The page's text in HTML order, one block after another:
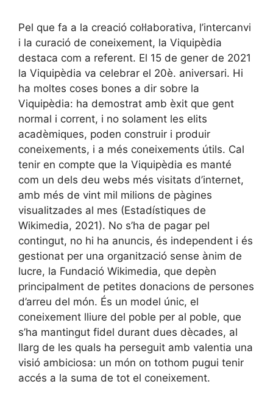
Pel que fa a la creació col·laborativa, l’intercanvi
i la curació de coneixement, la Viquipèdia
destaca com a referent. El 15 de gener de 2021
la Viquipèdia va celebrar el 20è. aniversari. Hi
ha moltes coses bones a dir sobre la
Viquipèdia: ha demostrat amb èxit que gent
normal i corrent, i no solament les elits
acadèmiques, poden construir i produir
coneixements, i a més coneixements útils. Cal
tenir en compte que la Viquipèdia es manté
com un dels deu webs més visitats d’internet,
amb més de vint mil milions de pàgines
visualitzades al mes (Estadístiques de
Wikimedia, 2021). No s’ha de pagar pel
contingut, no hi ha anuncis, és independent i és
gestionat per una organització sense ànim de
lucre, la Fundació Wikimedia, que depèn
principalment de petites donacions de persones
d’arreu del món. És un model únic, el
coneixement lliure del poble per al poble, que
s’ha mantingut fidel durant dues dècades, al
llarg de les quals ha perseguit amb valentia una
visió ambiciosa: un món on tothom pugui tenir
accés a la suma de tot el coneixement.